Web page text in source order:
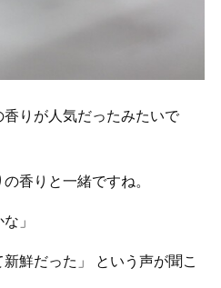
りが人気だったみたいで
香りと一緒ですね。
」
新鮮だった」 という声が聞こ